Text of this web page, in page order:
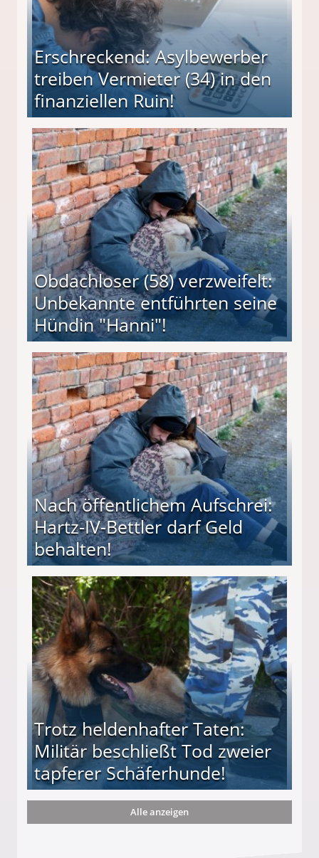
Erschreckend: Asylbewerber
treiben Vermieter (34) in den
finanziellen Ruin!
(34) in den finanziellen Ruin!
Obdachloser (58) verzweifelt:
Unbekannte entführten seine
Hündin "Hanni"!
entführten seine Hündin "Hanni"!
Nach öffentlichem Aufschrei:
Hartz-IV-Bettler darf Geld
behalten!
darf Geld behalten!
Trotz heldenhafter Taten:
Militär beschließt Tod zweier
tapferer Schäferhunde!
Tod zweier tapferer Schäferhunde!
Alle anzeigen